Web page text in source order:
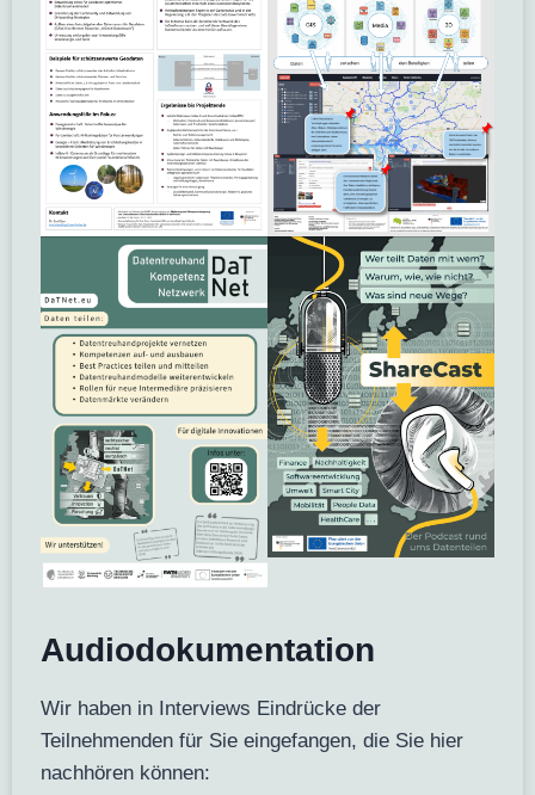
Audiodokumentation
Wir haben in Interviews Eindrücke der
Teilnehmenden für Sie eingefangen, die Sie hier
nachhören können: